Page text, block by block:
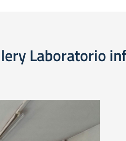
Laboratorio